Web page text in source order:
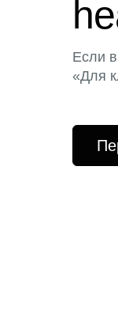
Если
«Для